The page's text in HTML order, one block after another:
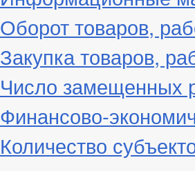
Оборот товаров,
Закупка товаров,
Число замещенных
Финансово-
Количество